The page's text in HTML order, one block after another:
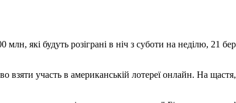
які будуть розіграні в ніч з суботи на неділю, 21
участь в американській лотереї онлайн. На